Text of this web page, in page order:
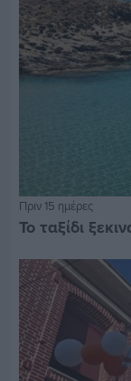
Πριν 15 ημέρες
Το ταξίδι